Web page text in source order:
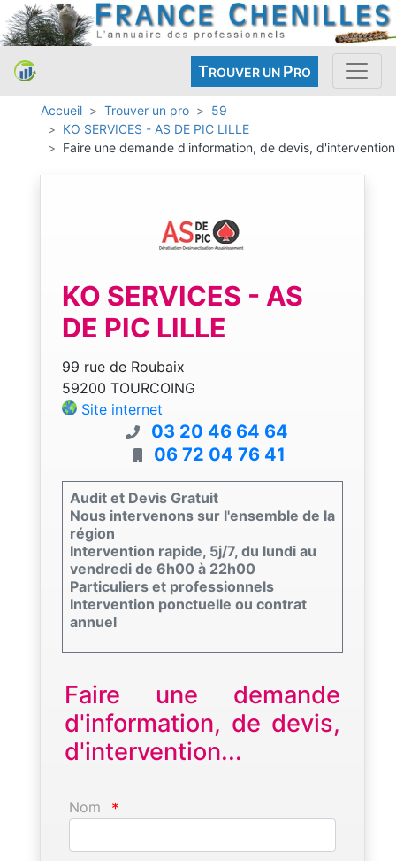
TROUVER UN PRO
Accueil Trouver un pro
59
KO SERVICES - AS DE PIC LILLE
Faire une demande d'information, de devis, d'intervention
KO SERVICES - AS
DE PIC LILLE
99 rue de Roubaix
59200 TOURCOING
Site internet
03 20 46 64 64
06 72 04 76 41
Audit et Devis Gratuit
Nous intervenons sur l'ensemble de la
région
Intervention rapide, 5j/7, du lundi au
vendredi de 6h00 à 22h00
Particuliers et professionnels
Intervention ponctuelle ou contrat
annuel
Faire une demande
d'information, de devis,
d'intervention...
Nom *